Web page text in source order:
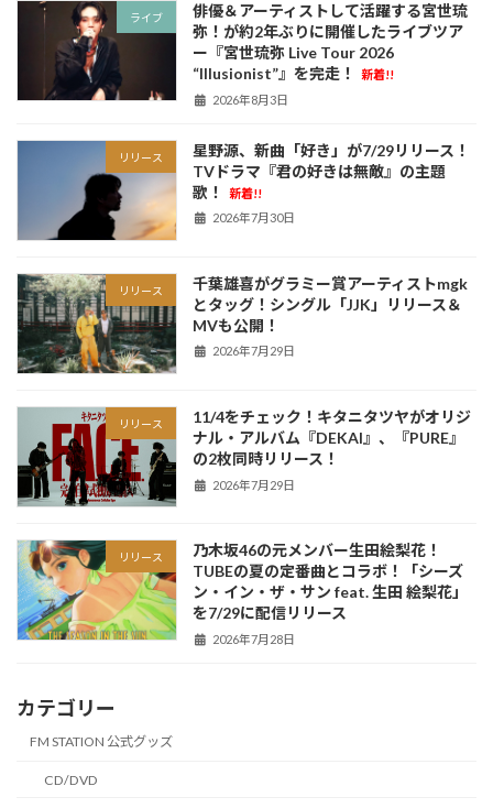
ライブ
俳優＆アーティストして活躍する宮世琉
弥！が約2年ぶりに開催したライブツア
ー『宮世琉弥 Live Tour 2026
“Illusionist”』を完走！
新着!!
2026年8月3日
リリース
星野源、新曲「好き」が7/29リリース！
TVドラマ『君の好きは無敵』の主題
歌！
新着!!
2026年7月30日
リリース
千葉雄喜がグラミー賞アーティストmgk
とタッグ！シングル「JJK」リリース＆
MVも公開！
2026年7月29日
リリース
11/4をチェック！キタニタツヤがオリジ
ナル・アルバム『DEKAI』、『PURE』
の2枚同時リリース！
2026年7月29日
リリース
乃木坂46の元メンバー生田絵梨花！
TUBEの夏の定番曲とコラボ！「シーズ
ン・イン・ザ・サン feat. 生田 絵梨花」
を7/29に配信リリース
2026年7月28日
カテゴリー
FM STATION 公式グッズ
CD/DVD